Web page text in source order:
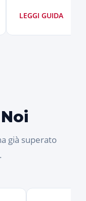
LEGGI GUIDA
già superato